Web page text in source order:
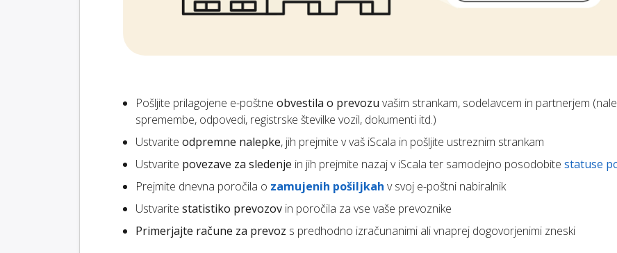
Pošljite prilagojene e-poštne obvestila o prevozu vašim strankam, sodelavcem in partnerjem
spremembe, odpovedi, registrske številke vozil, dokumenti itd.)
Ustvarite odpremne nalepke, jih prejmite v vaš iScala in pošljite ustreznim strankam
Ustvarite povezave za sledenje in jih prejmite nazaj v iScala ter samodejno posodobite statuse
Prejmite dnevna poročila o zamujenih pošiljkah v svoj e-poštni nabiralnik
Ustvarite statistiko prevozov in poročila za vse vaše prevoznike
Primerjajte račune za prevoz s predhodno izračunanimi ali vnaprej dogovorjenimi zneski